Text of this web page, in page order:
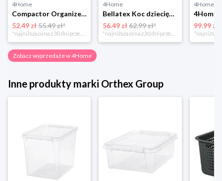
4Home
Compactor Organizer do przechowywania Toronto, 30 x 20 x 12 cm, ciemnobrązowy
52.49 zł55.49 zł*
*najniższa cena z 30 dni przed obniżką
4Home
Bellatex Koc dziecięcy Bára Butterfly różowy, 75 x 100 cm
56.49 zł 62.99 zł*
*najniższa cena z 30 dni przed obniżką
4Home
99.99 zł
Zobacz wyprzedaże w 4Home
Inne produkty marki Orthex Group